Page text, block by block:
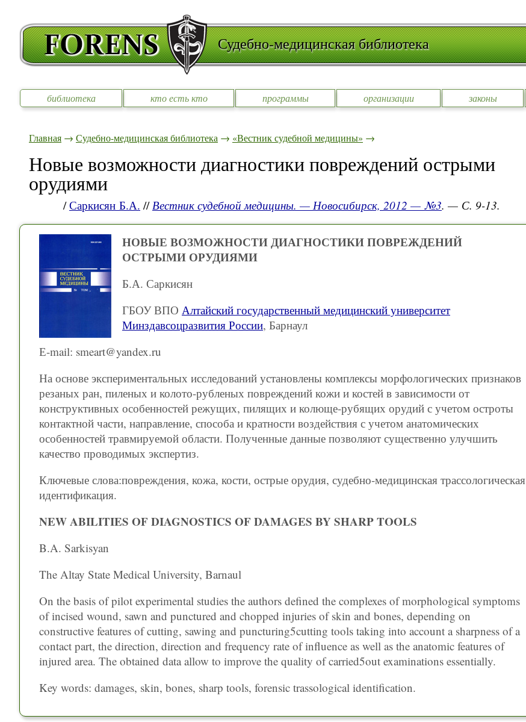
Судебно-медицинская библиотека
библиотека кто есть кто программы организации законы
Главная → Судебно-медицинская библиотека → «Вестник судебной медицины» →
Новые возможности диагностики повреждений острыми
орудиями
/Саркисян Б.А. //Вестник судебной медицины. — Новосибирск, 2012 — №3. — С. 9-13.
НОВЫЕ ВОЗМОЖНОСТИ ДИАГНОСТИКИ ПОВРЕЖДЕНИЙ
ОСТРЫМИ ОРУДИЯМИ
Б.А. Саркисян
ГБОУ ВПО Алтайский государственный медицинский университет
Минздавсоцразвития России, Барнаул
Е-mail: smeart@yandex.ru
На основе экспериментальных исследований установлены комплексы морфологических признаков
резаных ран, пиленых и колото-рубленых повреждений кожи и костей в зависимости от
конструктивных особенностей режущих, пилящих и колюще-рубящих орудий с учетом остроты
контактной части, направление, способа и кратности воздействия с учетом анатомических
особенностей травмируемой области. Полученные данные позволяют существенно улучшить
качество проводимых экспертиз.
Ключевые слова:повреждения, кожа, кости, острые орудия, судебно-медицинская трассологическая
идентификация.
NEW ABILITIES OF DIAGNOSTICS OF DAMAGES BY SHARP TOOLS
B.A. Sarkisyan
The Altay State Medical University, Barnaul
On the basis of pilot experimental studies the authors defined the complexes of morphological symptoms
of incised wound, sawn and punctured and chopped injuries of skin and bones, depending on
constructive features of cutting, sawing and puncturing5cutting tools taking into account a sharpness of a
contact part, the direction, direction and frequency rate of influence as well as the anatomic features of
injured area. The obtained data allow to improve the quality of carried5out examinations essentially.
Key words: damages, skin, bones, sharp tools, forensic trassological identification.